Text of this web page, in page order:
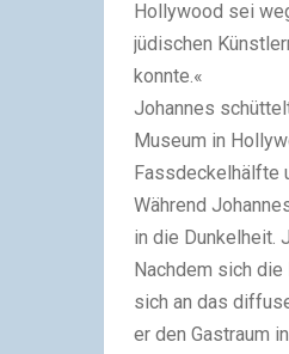
Hollywood sei
jüdischen
konnte.«
Johannes
Museum in
Fassdeckelhälfte
Während
in die Dunkelheit.
Nachdem sich
sich an das
er den Gastraum